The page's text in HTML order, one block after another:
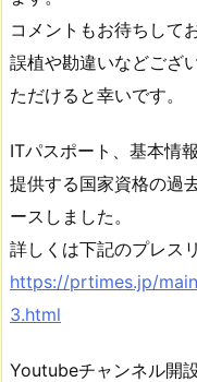
コメントもお待ちして
誤植や勘違いなどござ
ただけると幸いです。
ITパスポート、基本情
提供する国家資格の過
ースしました。
詳しくは下記のプレス
https://prtimes.jp/
3.html
Youtubeチャンネル開